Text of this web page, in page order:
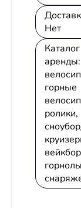
Нет
Каталог
аренды:
горные
ролики,